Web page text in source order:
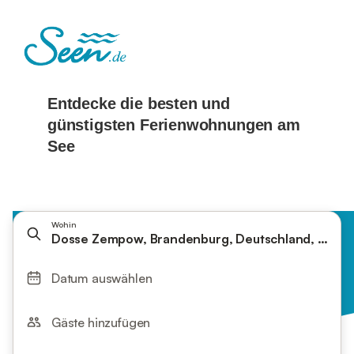
Wohin
Dosse Zempow, Brandenburg, Deutschland,
Datum auswählen
Gäste hinzufügen